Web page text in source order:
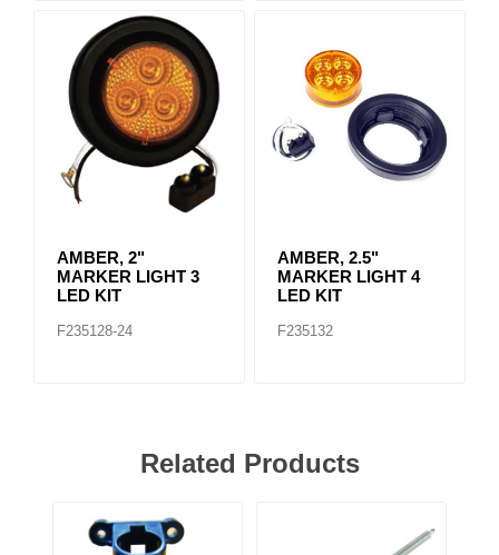
AMBER, 2"
MARKER LIGHT 3
LED KIT
F235128-24
AMBER, 2.5"
MARKER LIGHT 4
LED KIT
F235132
Related Products